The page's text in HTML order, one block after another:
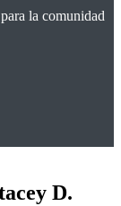
la comunidad
D.